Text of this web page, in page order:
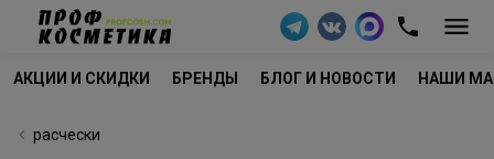
АКЦИИ И СКИДКИ БРЕНДЫ БЛОГ И НОВОСТИ НАШИ
расчески